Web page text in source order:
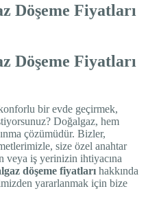
Döşeme Fiyatları
Döşeme Fiyatları
konforlu bir evde geçirmek,
Doğalgaz, hem
çözümüdür. Bizler,
size özel anahtar
veya iş yerinizin ihtiyacına
döşeme fiyatları hakkında
yararlanmak için bize